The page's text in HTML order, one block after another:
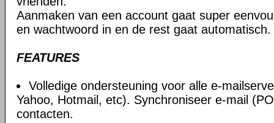
Aanmaken van een account gaat super
en wachtwoord in en de rest gaat automatisch.
FEATURES
Volledige ondersteuning voor alle e-
Yahoo, Hotmail, etc). Synchroniseer e-mail
contacten.